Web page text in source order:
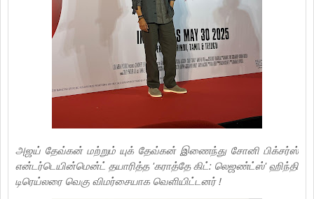
அஜய் தேவ்கன் மற்றும் யுக் தேவ்கன் இணைந்து சோனி பிக்சர்ஸ்
என்டர்டெயின்மென்ட் தயாரித்த 'கராத்தே கிட்: லெஜண்ட்ஸ்' ஹிந்தி
டிரெய்லரை வெகு விமர்சையாக வெளியிட்டனர் !